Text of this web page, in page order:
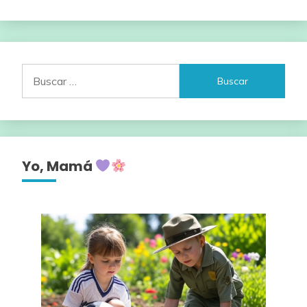
Yo, Mamá